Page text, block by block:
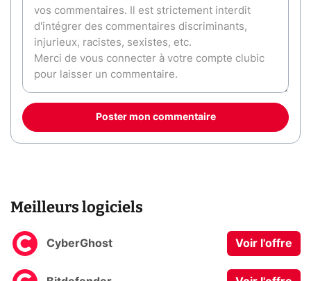
Poster mon commentaire
Meilleurs logiciels
CyberGhost Voir l'offre